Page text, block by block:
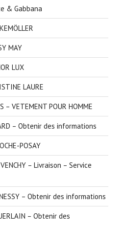
& Gabbana
MAY
LUX
LAURE
– VETEMENT POUR HOMME
– Obtenir des informations
POSAY
– Livraison – Service
– Obtenir des informations
– Obtenir des